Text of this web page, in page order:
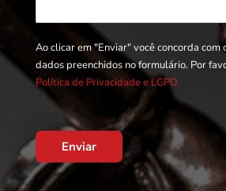
Ao clicar em "Enviar" você concorda com
dados preenchidos no formulário. Por
Política de Privacidade e LGPD.
Enviar